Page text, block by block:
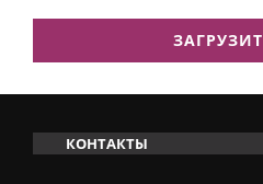
КОНТАКТЫ